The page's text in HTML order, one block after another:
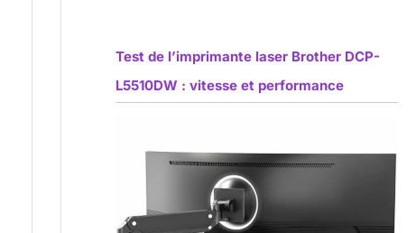
Test de l’imprimante laser Brother DCP-
L5510DW : vitesse et performance